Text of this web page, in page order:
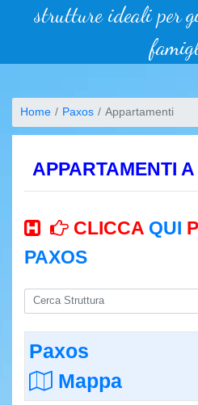
strutture ideali per
Home Paxos Appartamenti
APPARTAMENTI
CLICCA QUI
PAXOS
Paxos
Mappa